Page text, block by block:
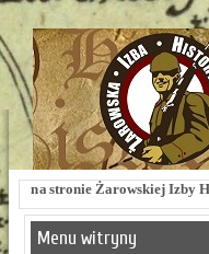
Izby Historycznej !!!
Menu witryny